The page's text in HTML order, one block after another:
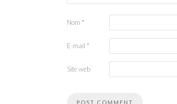
Nom *
E-mail *
Site web